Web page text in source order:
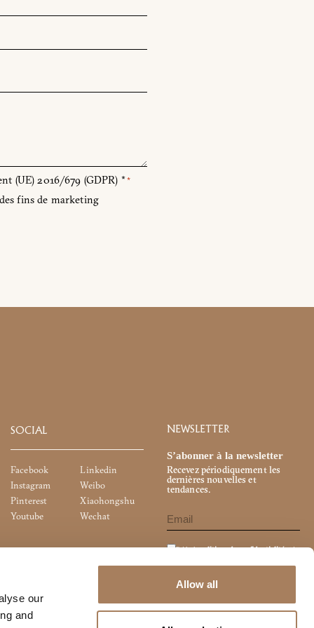
our
and
Allow all
(UE) 2016/679 (GDPR) **
fins de marketing
SOCIAL
Facebook
Instagram
Pinterest
Youtube
Linkedin
Weibo
Xiaohongshu
Wechat
NEWSLETTER
S’abonner à la newsletter
Recevez périodiquement les
dernières nouvelles et
tendances.
J'ai lu lapolitique de confidentialitéet je
données personnelles à des fins de
matériel publicitaire, études de marché,
etc.)